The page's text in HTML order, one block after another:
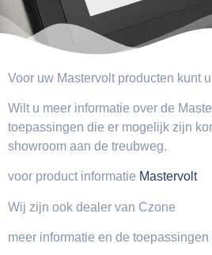
Voor uw Mastervolt producten kunt
Wilt u meer informatie over de
toepassingen die er mogelijk zijn
showroom aan de treubweg.
voor product informatie Mastervolt
Wij zijn ook dealer van Czone
meer informatie en de